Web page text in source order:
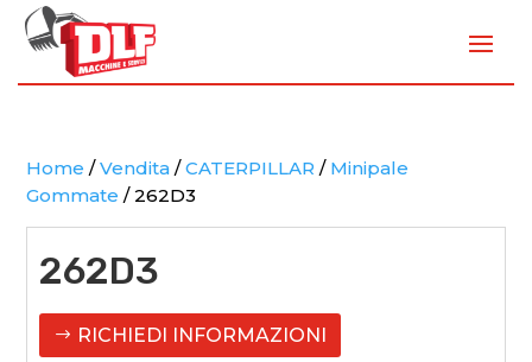
Home /Vendita /CATERPILLAR / Minipale
Gommate / 262D3
262D3
RICHIEDI INFORMAZIONI